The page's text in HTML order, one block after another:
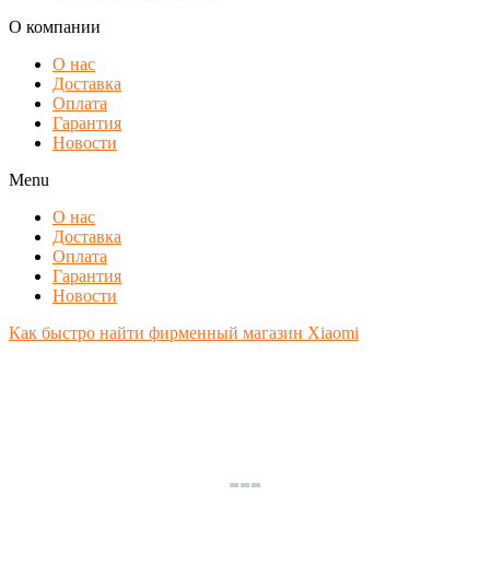
О компании
О нас
Доставка
Оплата
Гарантия
Новости
Menu
О нас
Доставка
Оплата
Гарантия
Новости
Как быстро найти фирменный магазин Xiaomi